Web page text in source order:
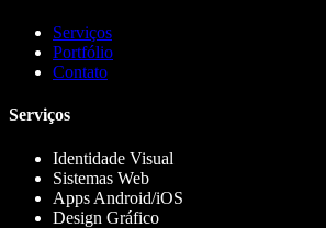
Serviços
Portfólio
Contato
Serviços
Identidade Visual
Sistemas Web
Apps Android/iOS
Design Gráfico